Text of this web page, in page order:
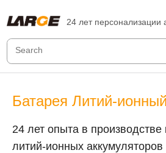
24 лет персонализации
Батарея Литий-
24 лет опыта в
литий-ионных аккумуляторов